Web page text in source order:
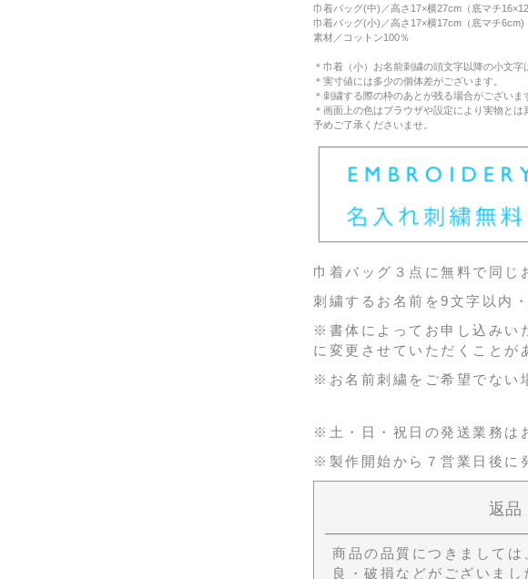
巾着バッグ(中) ／高さ17×横27cm（底マチ
巾着バッグ(小) ／高さ17×横17cm（底マチ6cm)
素材 ／コットン100％
＊巾着（小）お名前刺繍の頭文字以降の小文
＊実寸値には多少の個体差がございます。
＊刺繍する際の枠のあとが残る場合がございま
＊画面上の色はブラウザや設定により実物とは
予めご了承くださいませ。
巾着バッグ３点に無料で同じ
刺繍するお名前を9文字以内
※書体によってお申し込みい
に変更させていただくことが
※お名前刺繍をご希望でない
※土・日・祝日の発送業務は
※製作開始から７営業日後に
返品
商品の品質につきまして
良・破損などがございま